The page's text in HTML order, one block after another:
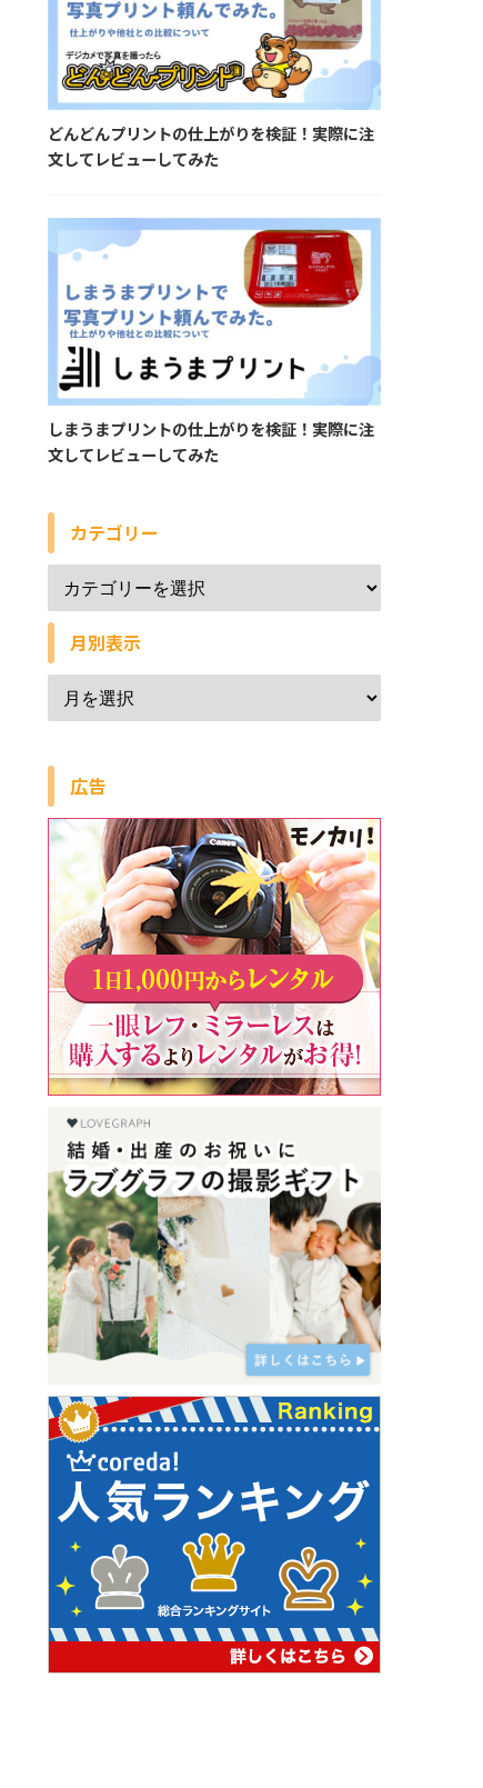
どんどんプリントの仕上がりを検証！実際に注
文してレビューしてみた
しまうまプリントの仕上がりを検証！実際に注
文してレビューしてみた
カテゴリー
月別表示
広告